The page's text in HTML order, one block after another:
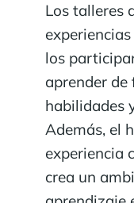
Los talleres
los
aprender
habilidades
Además, el
experiencia
crea un